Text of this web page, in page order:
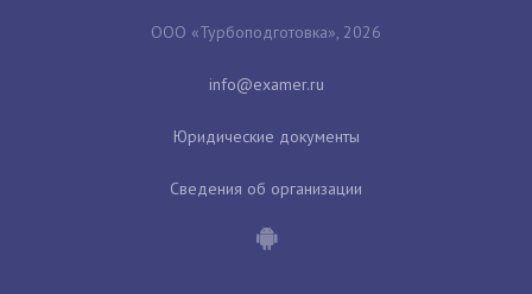
ООО «Турбоподготовка», 2026
Юридические документы
Сведения об организации